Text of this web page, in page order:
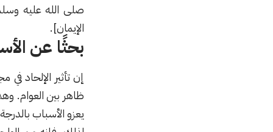
صلى الله عليه
الإيمان].
بحثًا عن
إن تأثير الإلحادفي
ظاهر بين العوام.
يعزو الأسباب